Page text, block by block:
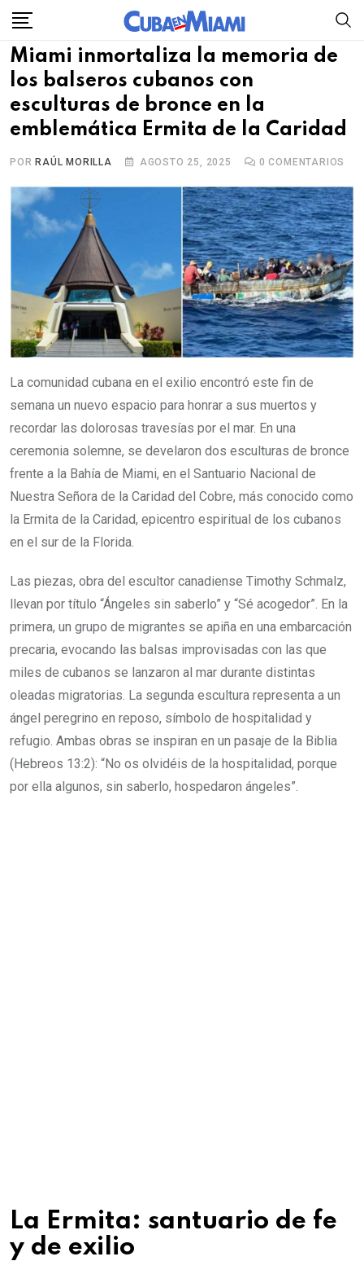
Skip
content
Miami inmortaliza la memoria de
los balseros cubanos con
esculturas de bronce en la
emblemática Ermita de la Caridad
POR RAÚL MORILLA AGOSTO 25, 2025 0 COMENTARIOS
La comunidad cubana en el exilio encontró este fin de
semana un nuevo espacio para honrar a sus muertos y
recordar las dolorosas travesías por el mar. En una
ceremonia solemne, se develaron dos esculturas de bronce
frente a la Bahía de Miami, en el Santuario Nacional de
Nuestra Señora de la Caridad del Cobre, más conocido como
la Ermita de la Caridad, epicentro espiritual de los cubanos
en el sur de la Florida.
Las piezas, obra del escultor canadiense Timothy Schmalz,
llevan por título “Ángeles sin saberlo” y “Sé acogedor”. En la
primera, un grupo de migrantes se apiña en una embarcación
precaria, evocando las balsas improvisadas con las que
miles de cubanos se lanzaron al mar durante distintas
oleadas migratorias. La segunda escultura representa a un
ángel peregrino en reposo, símbolo de hospitalidad y
refugio. Ambas obras se inspiran en un pasaje de la Biblia
(Hebreos 13:2): “No os olvidéis de la hospitalidad, porque
por ella algunos, sin saberlo, hospedaron ángeles”.
La Ermita: santuario de fe
y de exilio